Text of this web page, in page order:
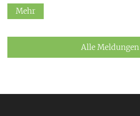
Mehr
Alle Meldungen